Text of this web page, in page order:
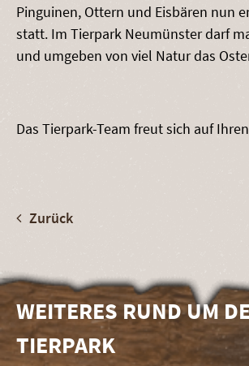
Pinguinen, Ottern und Eisbären nun
statt. Im Tierpark Neumünster darf
und umgeben von viel Natur das
Das Tierpark-Team freut sich auf
Zurück
WEITERES RUND UM
TIERPARK